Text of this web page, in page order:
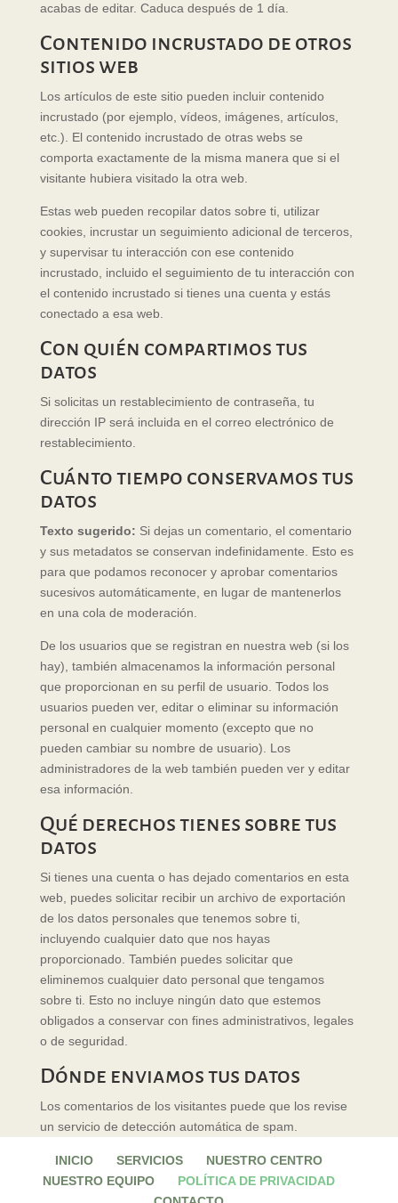
acabas de editar. Caduca después de 1 día.
Contenido incrustado de otros
sitios web
Los artículos de este sitio pueden incluir contenido
incrustado (por ejemplo, vídeos, imágenes, artículos,
etc.). El contenido incrustado de otras webs se
comporta exactamente de la misma manera que si el
visitante hubiera visitado la otra web.
Estas web pueden recopilar datos sobre ti, utilizar
cookies, incrustar un seguimiento adicional de terceros,
y supervisar tu interacción con ese contenido
incrustado, incluido el seguimiento de tu interacción con
el contenido incrustado si tienes una cuenta y estás
conectado a esa web.
Con quién compartimos tus
datos
Si solicitas un restablecimiento de contraseña, tu
dirección IP será incluida en el correo electrónico de
restablecimiento.
Cuánto tiempo conservamos tus
datos
Texto sugerido: Si dejas un comentario, el comentario
y sus metadatos se conservan indefinidamente. Esto es
para que podamos reconocer y aprobar comentarios
sucesivos automáticamente, en lugar de mantenerlos
en una cola de moderación.
De los usuarios que se registran en nuestra web (si los
hay), también almacenamos la información personal
que proporcionan en su perfil de usuario. Todos los
usuarios pueden ver, editar o eliminar su información
personal en cualquier momento (excepto que no
pueden cambiar su nombre de usuario). Los
administradores de la web también pueden ver y editar
esa información.
Qué derechos tienes sobre tus
datos
Si tienes una cuenta o has dejado comentarios en esta
web, puedes solicitar recibir un archivo de exportación
de los datos personales que tenemos sobre ti,
incluyendo cualquier dato que nos hayas
proporcionado. También puedes solicitar que
eliminemos cualquier dato personal que tengamos
sobre ti. Esto no incluye ningún dato que estemos
obligados a conservar con fines administrativos, legales
o de seguridad.
Dónde enviamos tus datos
Los comentarios de los visitantes puede que los revise
un servicio de detección automática de spam.
INICIO SERVICIOS
NUESTRO CENTRO
NUESTRO EQUIPO
POLÍTICA DE PRIVACIDAD